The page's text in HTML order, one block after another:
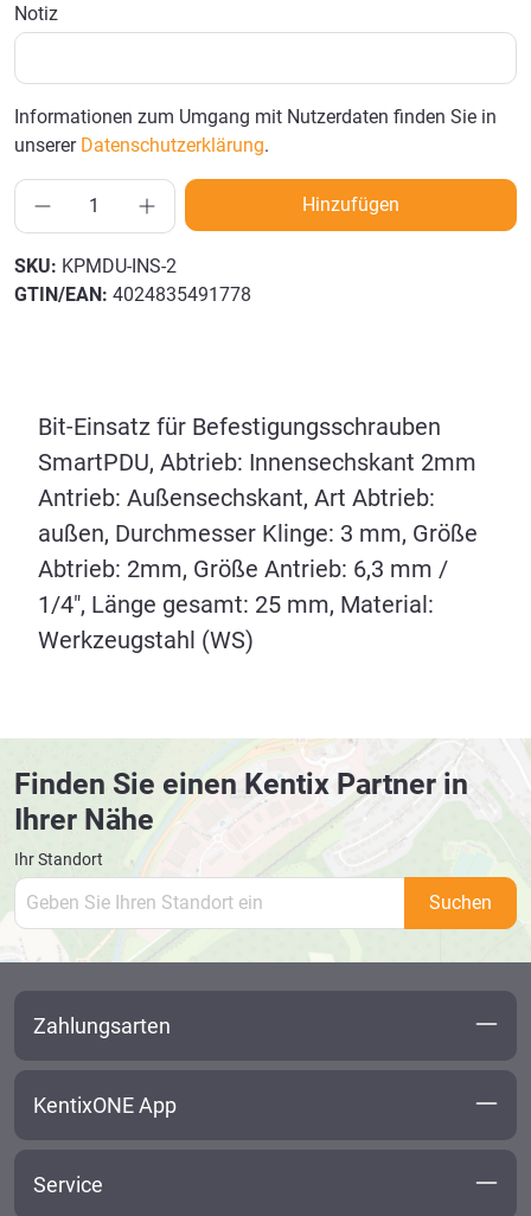
Notiz
Informationen zum Umgang mit Nutzerdaten finden Sie in
unserer Datenschutzerklärung.
Hinzufügen
SKU: KPMDU-INS-2
GTIN/EAN: 4024835491778
Bit-Einsatz für Befestigungsschrauben
SmartPDU, Abtrieb: Innensechskant 2mm
Antrieb: Außensechskant, Art Abtrieb:
außen, Durchmesser Klinge: 3 mm, Größe
Abtrieb: 2mm, Größe Antrieb: 6,3 mm /
1/4", Länge gesamt: 25 mm, Material:
Werkzeugstahl (WS)
Finden Sie einen Kentix Partner in
Ihrer Nähe
Ihr Standort
Suchen
Zahlungsarten
KentixONE App
Service